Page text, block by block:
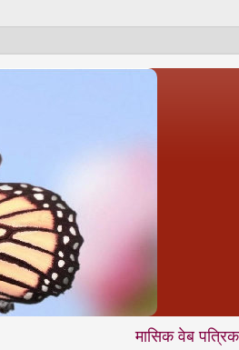
मासिक वेब पत्रिका